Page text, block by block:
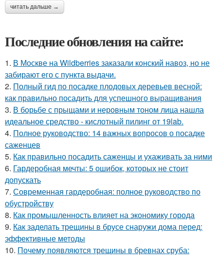
читать дальше →
Последние обновления на сайте:
1. В Москве на Wildberries заказали конский навоз, но не
забирают его с пункта выдачи.
2. Полный гид по посадке плодовых деревьев весной:
как правильно посадить для успешного выращивания
3. В борьбе с прыщами и неровным тоном лица нашла
идеальное средство - кислотный пилинг от 19lab.
4. Полное руководство: 14 важных вопросов о посадке
саженцев
5. Как правильно посадить саженцы и ухаживать за ними
6. Гардеробная мечты: 5 ошибок, которых не стоит
допускать
7. Современная гардеробная: полное руководство по
обустройству
8. Как промышленность влияет на экономику города
9. Как заделать трещины в брусе снаружи дома перед:
эффективные методы
10. Почему появляются трещины в бревнах сруба: